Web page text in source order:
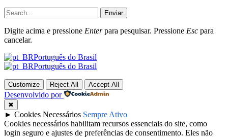
Enviar
Digite acima e pressione Enterpara pesquisar. Pressione Esc para
cancelar.
Português do Brasil
Português do Brasil
Customize Reject All Accept All
Desenvolvido por
✖
► Cookies Necessários Sempre Ativo
Cookies necessários habilitam recursos essenciais do site, como
login seguro e ajustes de preferências de consentimento. Eles não